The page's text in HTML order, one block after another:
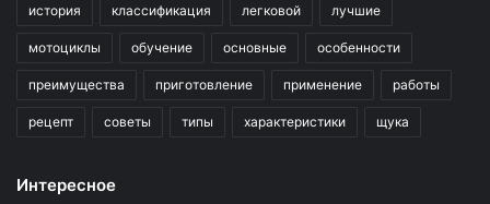
история классификация легковой лучшие
мотоциклы обучение основные особенности
преимущества приготовление применение работы
рецепт советы типы характеристики щука
Интересное